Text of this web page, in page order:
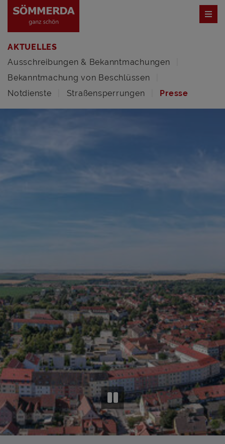
AKTUELLES
Ausschreibungen & Bekanntmachungen
Bekanntmachung von Beschlüssen
Notdienste
Straßensperrungen Presse